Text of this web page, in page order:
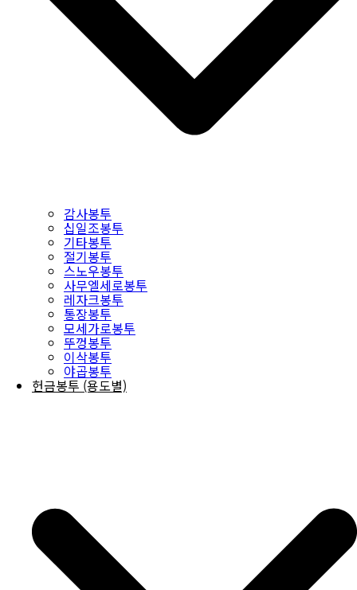
감사봉투
십일조봉투
기타봉투
절기봉투
스노우봉투
사무엘세로봉투
레자크봉투
통장봉투
모세가로봉투
뚜껑봉투
이삭봉투
야곱봉투
헌금봉투 (용도별)